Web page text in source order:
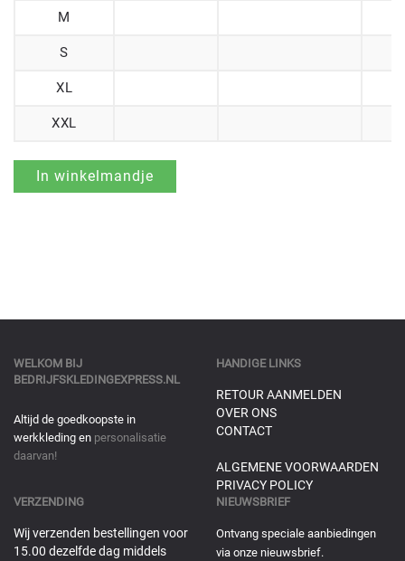
M
S
XL
XXL
WELKOM BIJ
BEDRIJFSKLEDINGEXPRESS.NL
Altijd de goedkoopste in
werkkleding en personalisatie
daarvan!
HANDIGE LINKS
RETOUR AANMELDEN
OVER ONS
CONTACT
ALGEMENE VOORWAARDEN
PRIVACY POLICY
VERZENDING
Wij verzenden bestellingen voor
15.00 dezelfde dag middels
NIEUWSBRIEF
Ontvang speciale aanbiedingen
via onze nieuwsbrief.